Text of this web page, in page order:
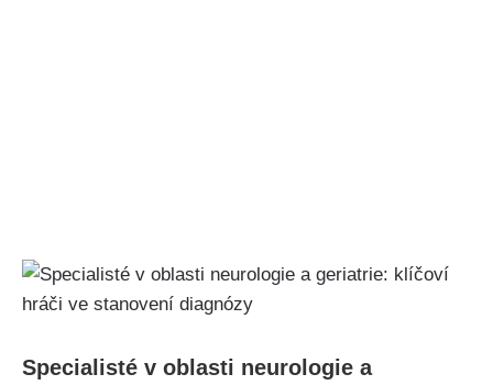
Specialisté v oblasti neurologie a